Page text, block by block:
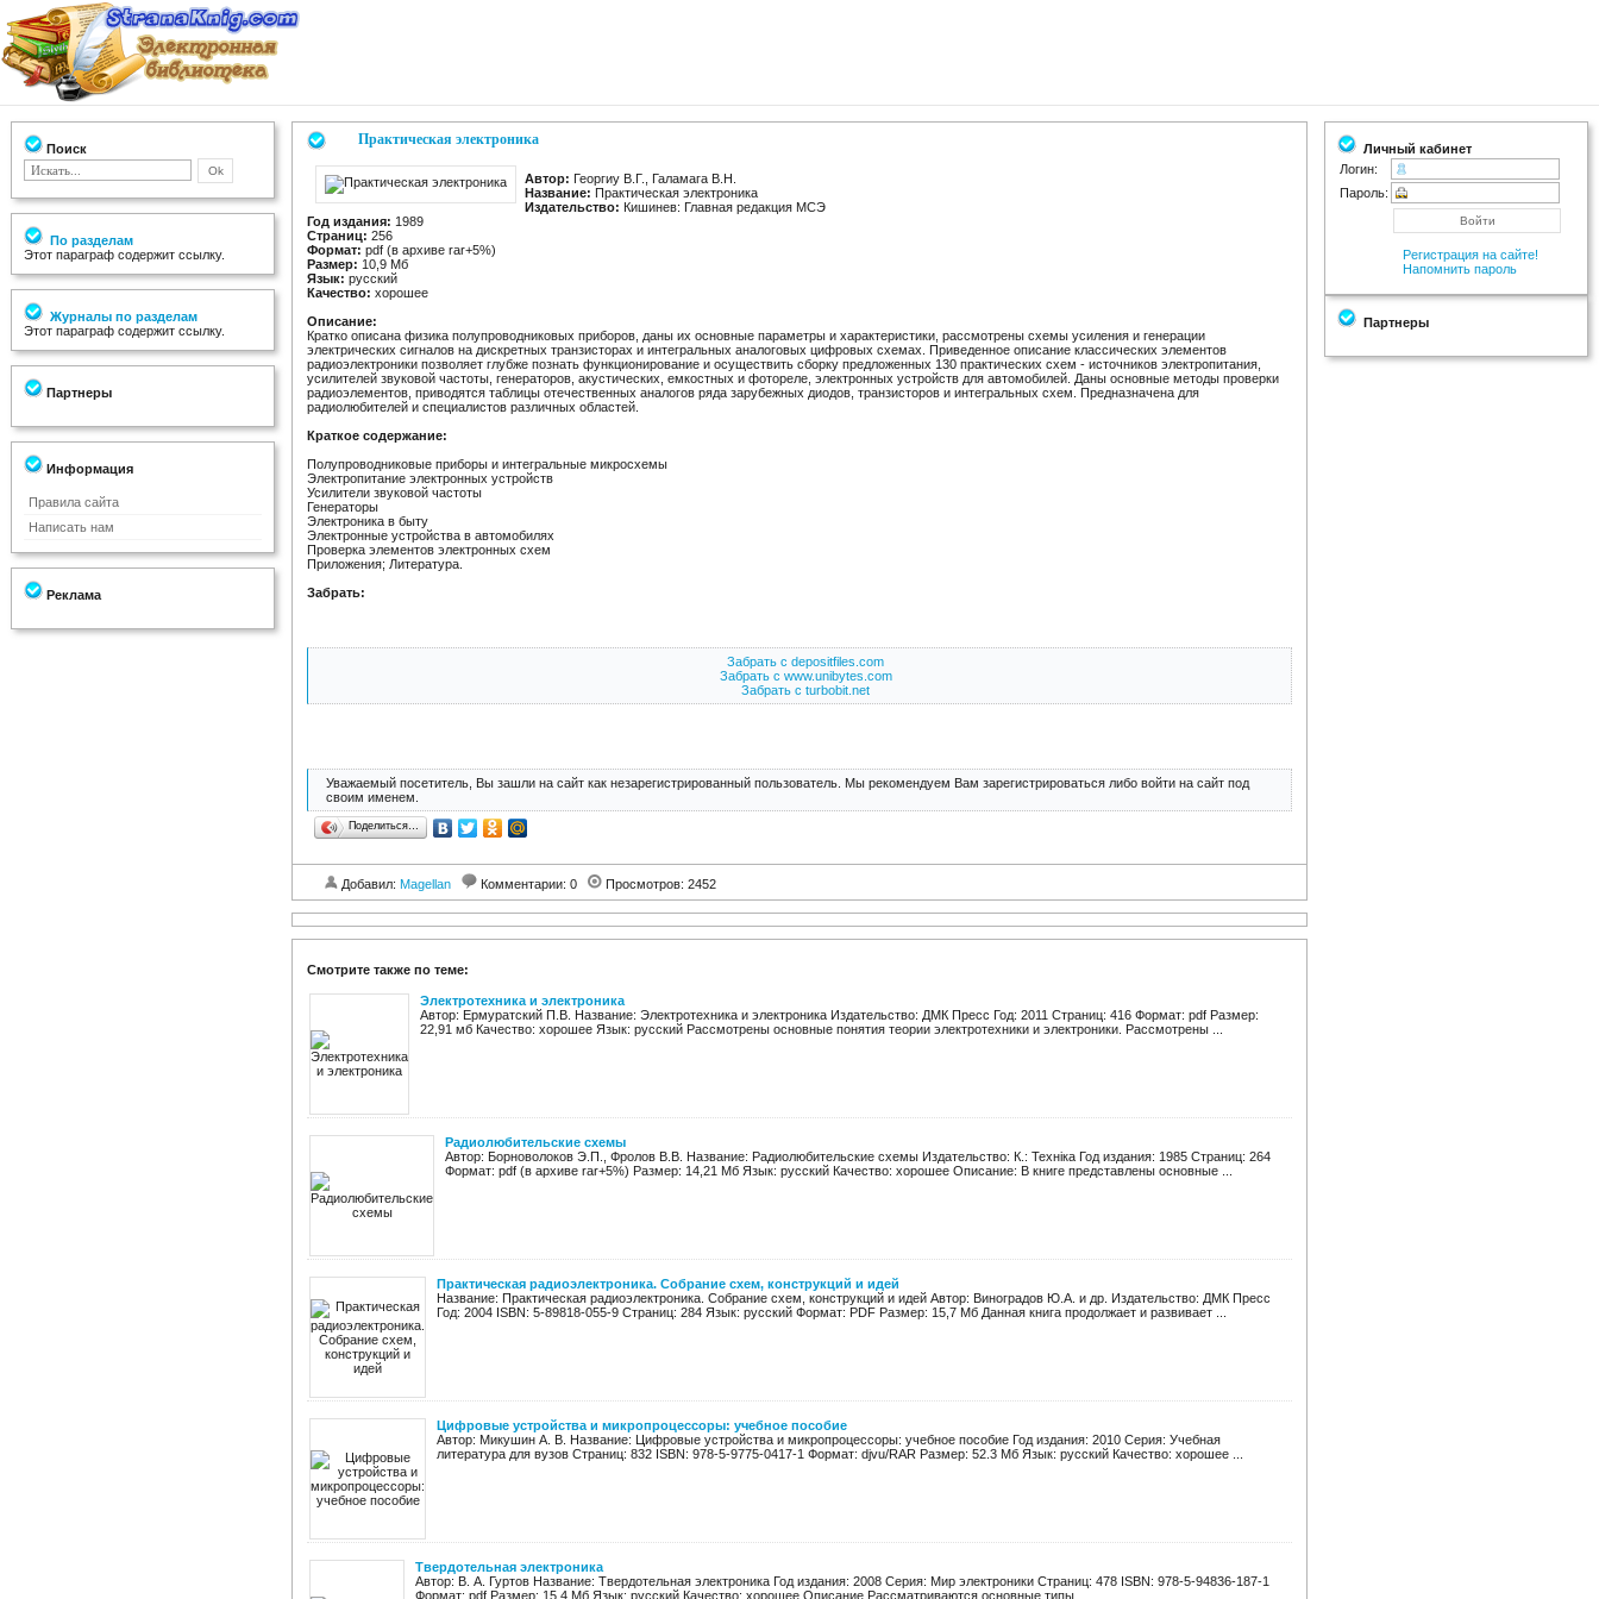
Поиск
По разделам
Этот параграф содержит ссылку.
Журналы по разделам
Этот параграф содержит ссылку.
Партнеры
Информация
Правила сайта
Написать нам
Реклама
Практическая электроника
Автор: Георгиу В.Г., Галамага В.Н.
Название: Практическая электроника
Издательство: Кишинев: Главная редакция МСЭ
Год издания: 1989
Страниц: 256
Формат: pdf (в архиве rar+5%)
Размер: 10,9 Мб
Язык: русский
Качество: хорошее
Описание:
Кратко описана физика полупроводниковых приборов, даны их основные параметры и характеристики, рассмотрены схемы усиления и генерации
электрических сигналов на дискретных транзисторах и интегральных аналоговых цифровых схемах. Приведенное описание классических элементов
радиоэлектроники позволяет глубже познать функционирование и осуществить сборку предложенных 130 практических схем - источников электропитания,
усилителей звуковой частоты, генераторов, акустических, емкостных и фотореле, электронных устройств для автомобилей. Даны основные методы проверки
радиоэлементов, приводятся таблицы отечественных аналогов ряда зарубежных диодов, транзисторов и интегральных схем. Предназначена для
радиолюбителей и специалистов различных областей.
Краткое содержание:
Полупроводниковые приборы и интегральные микросхемы
Электропитание электронных устройств
Усилители звуковой частоты
Генераторы
Электроника в быту
Электронные устройства в автомобилях
Проверка элементов электронных схем
Приложения; Литература.
Забрать:
Забрать с depositfiles.com
Забрать с www.unibytes.com
Забрать с turbobit.net
Уважаемый посетитель, Вы зашли на сайт как незарегистрированный пользователь. Мы рекомендуем Вам зарегистрироваться либо войти на сайт под
своим именем.
Поделиться…
Добавил: Magellan Комментарии: 0 Просмотров: 2452
Смотрите также по теме:
Электротехника и электроника
Автор: Ермуратский П.В. Название: Электротехника и электроника Издательство: ДМК Пресс Год: 2011 Страниц: 416 Формат: pdf Размер:
22,91 мб Качество: хорошее Язык: русский Рассмотрены основные понятия теории электротехники и электроники. Рассмотрены ...
Радиолюбительские схемы
Автор: Борноволоков Э.П., Фролов В.В. Название: Радиолюбительские схемы Издательство: К.: Техніка Год издания: 1985 Страниц: 264
Формат: pdf (в архиве rar+5%) Размер: 14,21 Мб Язык: русский Качество: хорошее Описание: В книге представлены основные ...
Практическая радиоэлектроника. Собрание схем, конструкций и идей
Название: Практическая радиоэлектроника. Собрание схем, конструкций и идей Автор: Виноградов Ю.А. и др. Издательство: ДМК Пресс
Год: 2004 ISBN: 5-89818-055-9 Страниц: 284 Язык: русский Формат: PDF Размер: 15,7 Мб Данная книга продолжает и развивает ...
Цифровые устройства и микропроцессоры: учебное пособие
Автор: Микушин А. В. Название: Цифровые устройства и микропроцессоры: учебное пособие Год издания: 2010 Серия: Учебная
литература для вузов Страниц: 832 ISBN: 978-5-9775-0417-1 Формат: djvu/RAR Размер: 52.3 Мб Язык: русский Качество: хорошее ...
Твердотельная электроника
Автор: В. А. Гуртов Название: Твердотельная электроника Год издания: 2008 Серия: Мир электроники Страниц: 478 ISBN: 978-5-94836-187-1
Формат: pdf Размер: 15.4 Мб Язык: русский Качество: хорошее Описание Рассматриваются основные типы ...
Личный кабинет
Логин:
Пароль:
Регистрация на сайте!
Напомнить пароль
Партнеры